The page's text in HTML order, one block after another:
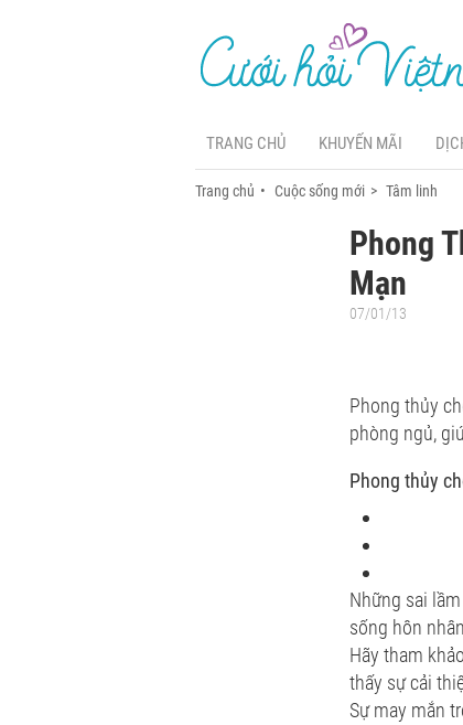
TRANG CHỦ KHUYẾN MÃI
Trang chủ Cuộc sống mới Tâm linh
Phong
Mạn
07/01/13
Phong thủy
phòng ngủ,
Phong thủy
Những sai
sống hôn
Hãy tham
thấy sự cải
Sự may mắn